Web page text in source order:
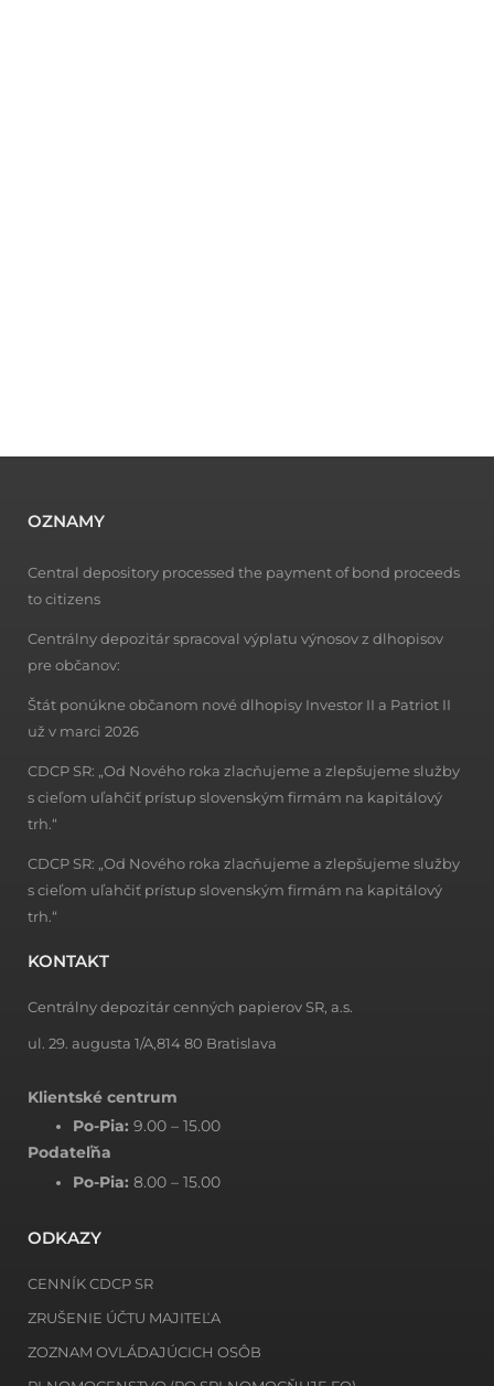
OZNAMY
Central depository processed the payment of bond proceeds
to citizens
Centrálny depozitár spracoval výplatu výnosov z dlhopisov
pre občanov:
Štát ponúkne občanom nové dlhopisy Investor II a Patriot II
už v marci 2026
CDCP SR: „Od Nového roka zlacňujeme a zlepšujeme služby
s cieľom uľahčiť prístup slovenským firmám na kapitálový
trh.“
CDCP SR: „Od Nového roka zlacňujeme a zlepšujeme služby
s cieľom uľahčiť prístup slovenským firmám na kapitálový
trh.“
KONTAKT
Centrálny depozitár cenných papierov SR, a.s.
ul. 29. augusta 1/A,814 80 Bratislava
Klientské centrum
Po-Pia: 9.00 – 15.00
Podateľňa
Po-Pia:8.00 – 15.00
ODKAZY
CENNÍK CDCP SR
ZRUŠENIE ÚČTU MAJITEĽA
ZOZNAM OVLÁDAJÚCICH OSÔB